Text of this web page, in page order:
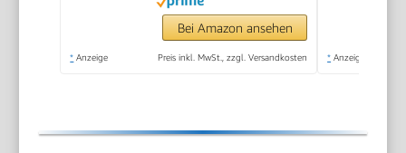
Bei Amazon ansehen
* Anzeige Preis inkl. MwSt., zzgl. Versandkosten * Anzeige